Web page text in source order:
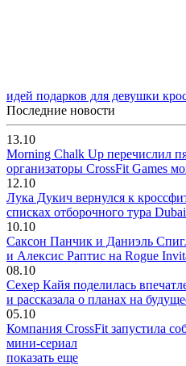
идей подарков для девушки
Последние новости
13.10
Morning Chalk Up перечислил
организаторы CrossFit Games
12.10
Лука Дукич вернулся к
списках отборочного тура
10.10
Саксон Панчик и Даниэль
и Алексис Раптис на Rogue
08.10
Сехер Кайя поделилась
и рассказала о планах на
05.10
Компания CrossFit запустила
мини-сериал
показать еще